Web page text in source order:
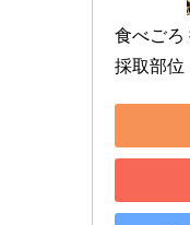
食べごろ
採取部位